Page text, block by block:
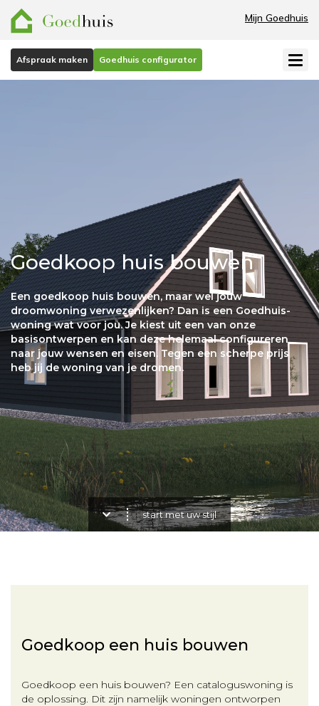
Mijn Goedhuis
Afspraak maken Goedhuis configurator
Goedkoop huis bouwen
Een goedkoop huis bouwen, maar wel jouw
droomwoning verwezenlijken? Dan is een Goedhuis-
woning wat voor jou. Je kiest uit een van onze
basisontwerpen en kan deze helemaal configureren
naar jouw wensen en eisen. Tegen een scherpe prijs
heb jij de woning van je dromen.
start met uw stijl
Goedkoop een huis bouwen
Goedkoop een huis bouwen? Een cataloguswoning is
de oplossing. Dit zijn namelijk woningen ontworpen